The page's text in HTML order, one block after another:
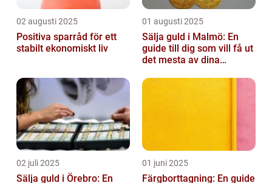
02 augusti 2025
Positiva sparråd för ett
stabilt ekonomiskt liv
01 augusti 2025
Sälja guld i Malmö: En
guide till dig som vill få ut
det mesta av dina
02 juli 2025
Sälja guld i Örebro: En
01 juni 2025
Färgborttagning: En guide